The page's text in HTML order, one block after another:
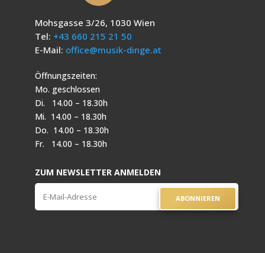
Mohsgasse 3/26, 1030 Wien
Tel: +43 660 215 21 50
E-Mail: office@musik-dinge.at
Öffnungszeiten:
Mo. geschlossen
Di. 14.00 – 18.30h
Mi. 14.00 – 18.30h
Do. 14.00 – 18.30h
Fr. 14.00 – 18.30h
ZUM NEWSLETTER ANMELDEN
ABONNIEREN